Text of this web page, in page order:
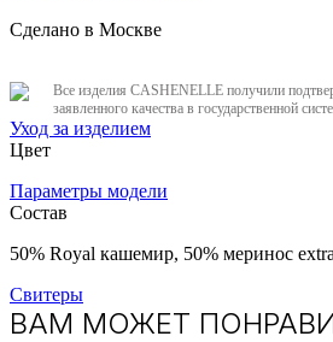
Сделано в Москве
Все изделия CASHENELLE получили
заявленного качества в государственной
Уход за изделием
Цвет
Параметры модели
Состав
50% Royal кашемир, 50% меринос
Свитеры
ВАМ МОЖЕТ